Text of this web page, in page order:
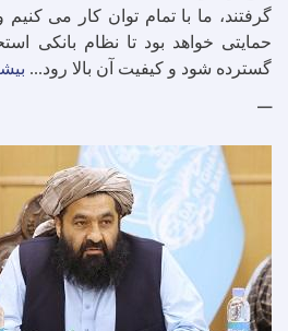
گرفتند، ما با تمام توان کار می
حمایتی خواهد بود تا نظام بانکی
گسترده شود و کیفیت آن بالا رود.
.
.